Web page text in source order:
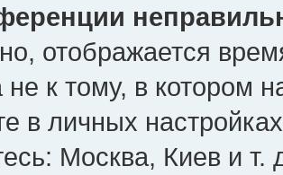
отображается
не к тому, в котором
в личных
Москва, Киев и т.